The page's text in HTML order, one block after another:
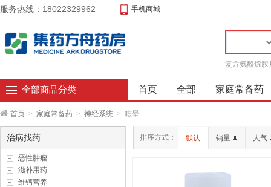
服务热线：18022329962 手机商城
复方氨酚烷胺
全部商品分类 首页 全部 家庭常备药
首页 > 家庭常备药 > 神经系统 > 眩晕
治病找药
恶性肿瘤
滋补用药
维钙营养
排序方式： 默认 销量 人气